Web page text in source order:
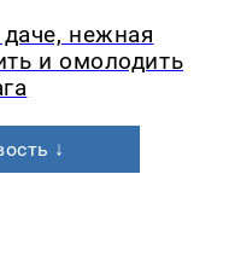
нежная
и омолодить
↓